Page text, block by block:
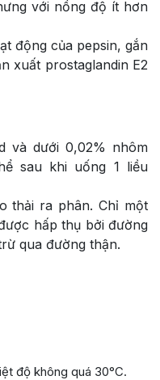
với nồng độ ít hơn
động của pepsin, gắn
xuất prostaglandin E2
và dưới 0,02% nhôm
sau khi uống 1 liều
thải ra phân. Chỉ một
hấp thụ bởi đường
qua đường thận.
độ không quá 30°C.